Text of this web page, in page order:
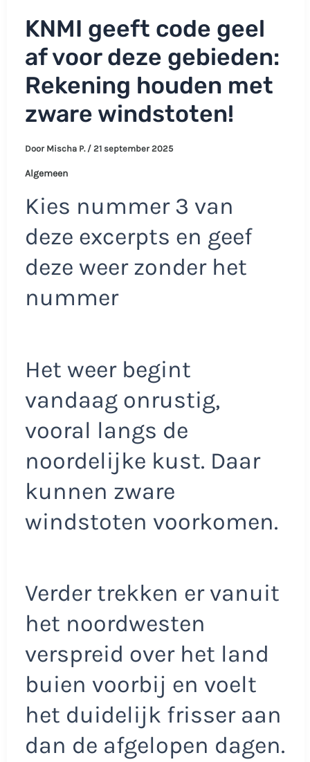
KNMI geeft code geel
af voor deze gebieden:
Rekening houden met
zware windstoten!
Door Mischa P. / 21 september 2025
Algemeen
Kies nummer 3 van
deze excerpts en geef
deze weer zonder het
nummer
Het weer begint
vandaag onrustig,
vooral langs de
noordelijke kust. Daar
kunnen zware
windstoten voorkomen.
Verder trekken er vanuit
het noordwesten
verspreid over het land
buien voorbij en voelt
het duidelijk frisser aan
dan de afgelopen dagen.